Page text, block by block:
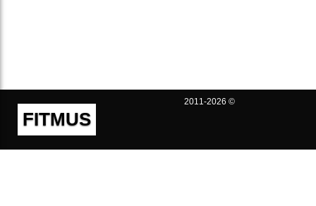
FITMUS
2011-2026 ©